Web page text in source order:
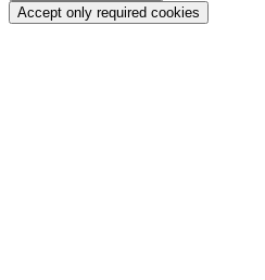
Accept only required cookies